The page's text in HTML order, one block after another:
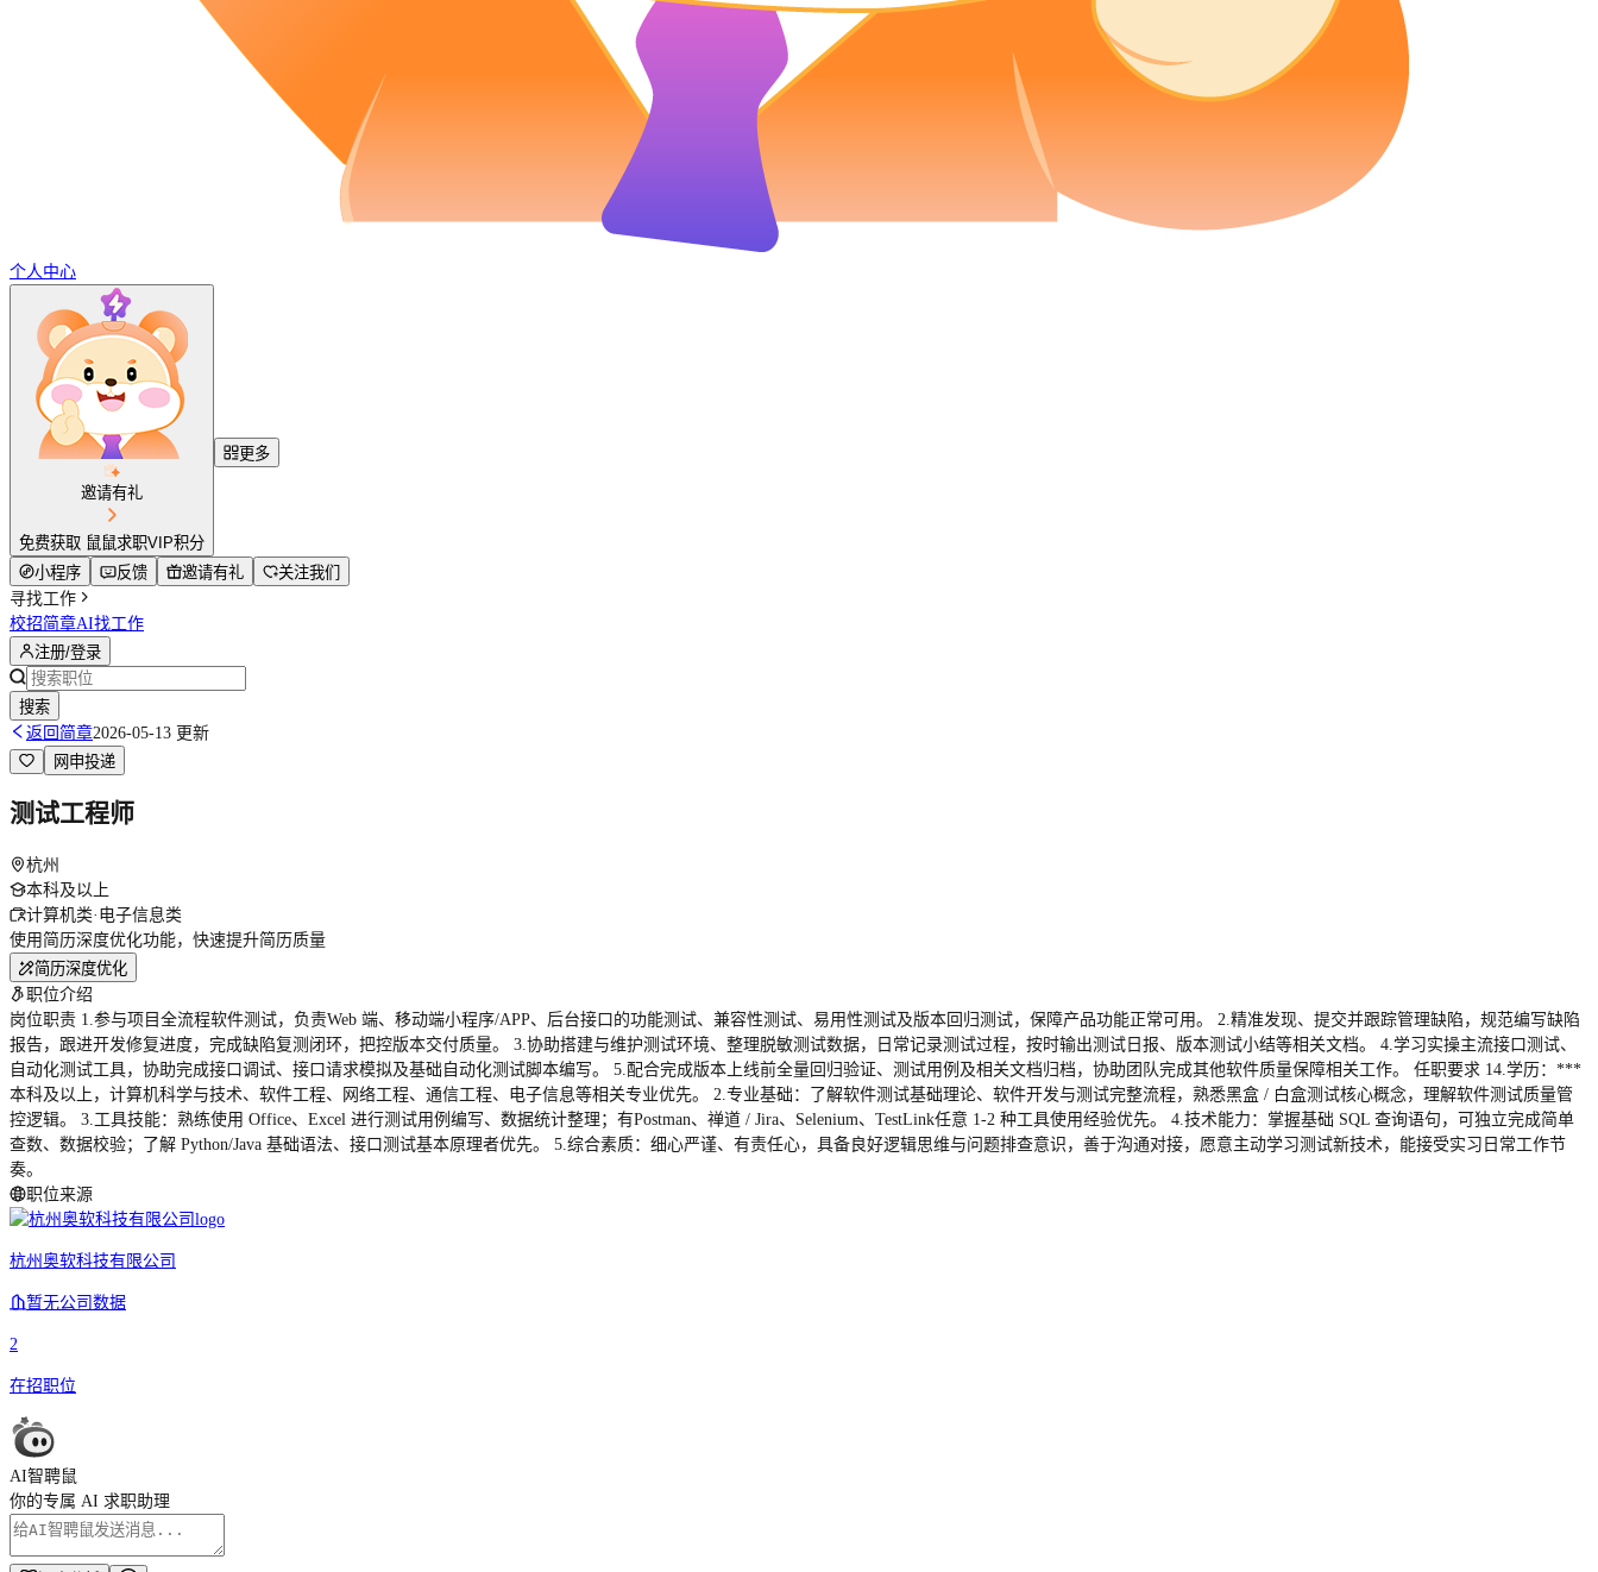
个人中心
邀请有礼
免费获取 鼠鼠求职VIP积分
更多
小程序 反馈 邀请有礼
关注我们
寻找工作
校招简章AI找工作
注册/登录
搜索
返回简章2026-05-13 更新
网申投递
测试工程师
杭州
本科及以上
计算机类·电子信息类
使用简历深度优化功能，快速提升简历质量
简历深度优化
职位介绍
岗位职责 1.参与项目全流程软件测试，负责Web 端、移动端小程序/APP、后台接口的功能测试、兼容性测试、易用性测试及版本回归测试，保障产品功能正常可用。 2.精准发现、提交并跟踪管理缺陷，规范编写缺陷
报告，跟进开发修复进度，完成缺陷复测闭环，把控版本交付质量。 3.协助搭建与维护测试环境、整理脱敏测试数据，日常记录测试过程，按时输出测试日报、版本测试小结等相关文档。 4.学习实操主流接口测试、
自动化测试工具，协助完成接口调试、接口请求模拟及基础自动化测试脚本编写。 5.配合完成版本上线前全量回归验证、测试用例及相关文档归档，协助团队完成其他软件质量保障相关工作。 任职要求 14.学历：***
本科及以上，计算机科学与技术、软件工程、网络工程、通信工程、电子信息等相关专业优先。 2.专业基础：了解软件测试基础理论、软件开发与测试完整流程，熟悉黑盒 / 白盒测试核心概念，理解软件测试质量管
控逻辑。 3.工具技能：熟练使用 Office、Excel 进行测试用例编写、数据统计整理；有Postman、禅道 / Jira、Selenium、TestLink任意 1-2 种工具使用经验优先。 4.技术能力：掌握基础 SQL 查询语句，可独立完成简单
查数、数据校验；了解 Python/Java 基础语法、接口测试基本原理者优先。 5.综合素质：细心严谨、有责任心，具备良好逻辑思维与问题排查意识，善于沟通对接，愿意主动学习测试新技术，能接受实习日常工作节
奏。
职位来源
杭州奥软科技有限公司
暂无公司数据
2
在招职位
AI智聘鼠
你的专属 AI 求职助理